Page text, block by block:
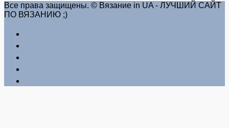
Все права защищены. © Вязание in UA - ЛУЧШИЙ САЙТ
ПО ВЯЗАНИЮ ;)